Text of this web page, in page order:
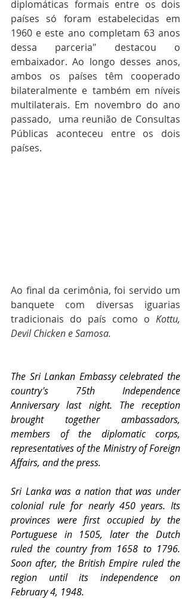
diplomáticas formais entre os dois
países só foram estabelecidas em
1960 e este ano completam 63 anos
dessa parceria" destacou o
embaixador. Ao longo desses anos,
ambos os países têm cooperado
bilateralmente e também em níveis
multilaterais. Em novembro do ano
passado,  uma reunião de Consultas
Públicas aconteceu entre os dois
países.
Ao final da cerimônia, foi servido um
banquete com diversas iguarias
tradicionais do país como o Kottu,
Devil Chicken e Samosa.
The Sri Lankan Embassy celebrated the
country's 75th Independence
Anniversary last night. The reception
brought together ambassadors,
members of the diplomatic corps,
representatives of the Ministry of Foreign
Affairs, and the press.
Sri Lanka was a nation that was under
colonial rule for nearly 450 years. Its
provinces were first occupied by the
Portuguese in 1505, later the Dutch
ruled the country from 1658 to 1796.
Soon after, the British Empire ruled the
region until its independence on
February 4, 1948.